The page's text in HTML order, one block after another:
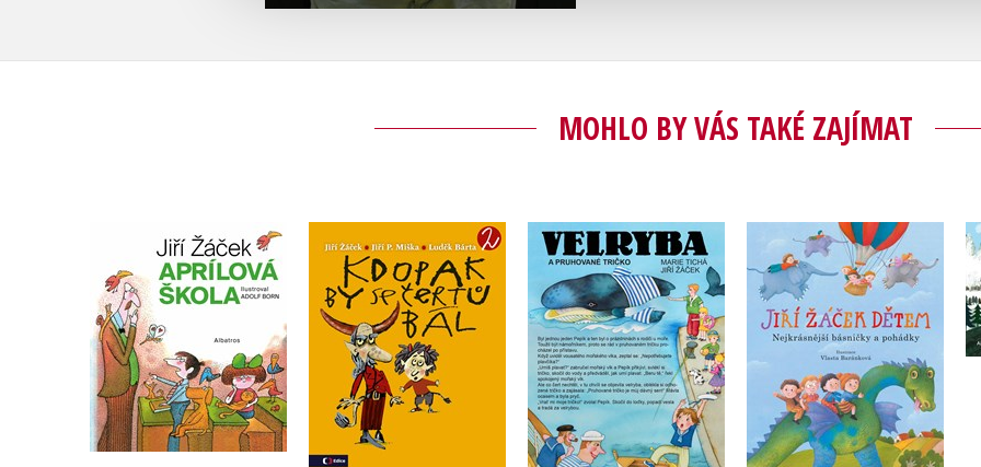
MOHLO BY VÁS TAKÉ ZAJÍMAT
Aprílová škola
Jiří Žáček
Do košíku
Kdopak by se čertů bál
2
Jiří Žáček
Do košíku
Velryba a pruhované
tričko
Jiří Žáček
Do košíku
Jiří Žáček dětem
Jiří Žáček
Do košíku